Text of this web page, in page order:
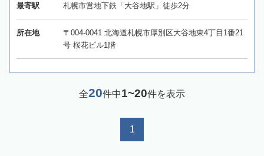
最寄駅 札幌市営地下鉄「大谷地駅」徒歩2分
所在地
〒004-0041 北海道札幌市厚別区大谷地東4丁目1番21
号 桜花ビル1階
全20件中1~20件を表示
1